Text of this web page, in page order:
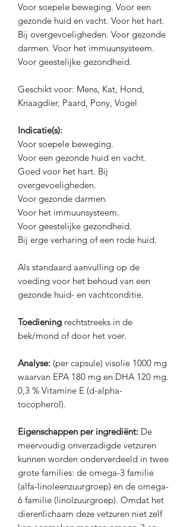
Voor soepele beweging. Voor een
gezonde huid en vacht. Voor het hart.
Bij overgevoeligheden. Voor gezonde
darmen. Voor het immuunsysteem.
Voor geestelijke gezondheid.
Geschikt voor: Mens, Kat, Hond,
Knaagdier, Paard, Pony, Vogel
Indicatie(s):
Voor soepele beweging.
Voor een gezonde huid en vacht.
Goed voor het hart. Bij
overgevoeligheden.
Voor gezonde darmen.
Voor het immuunsysteem.
Voor geestelijke gezondheid.
Bij erge verharing of een rode huid.
Als standaard aanvulling op de
voeding voor het behoud van een
gezonde huid- en vachtconditie.
Toediening rechtstreeks in de
bek/mond of door het voer.
Analyse: (per capsule) visolie 1000 mg
waarvan EPA 180 mg en DHA 120 mg.
0,3 % Vitamine E (d-alpha-
tocopherol).
Eigenschappen per ingrediënt: De
meervoudig onverzadigde vetzuren
kunnen worden onderverdeeld in twee
grote families: de omega-3 familie
(alfa-linoleenzuurgroep) en de omega-
6 familie (linolzuurgroep). Omdat het
dierenlichaam deze vetzuren niet zelf